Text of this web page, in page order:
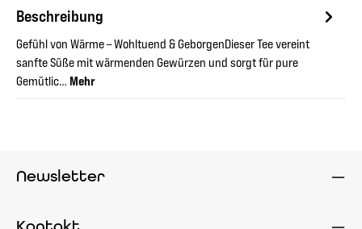
Beschreibung
Gefühl von Wärme – Wohltuend & GeborgenDieser Tee vereint
sanfte Süße mit wärmenden Gewürzen und sorgt für pure
Gemütlic… Mehr
Newsletter